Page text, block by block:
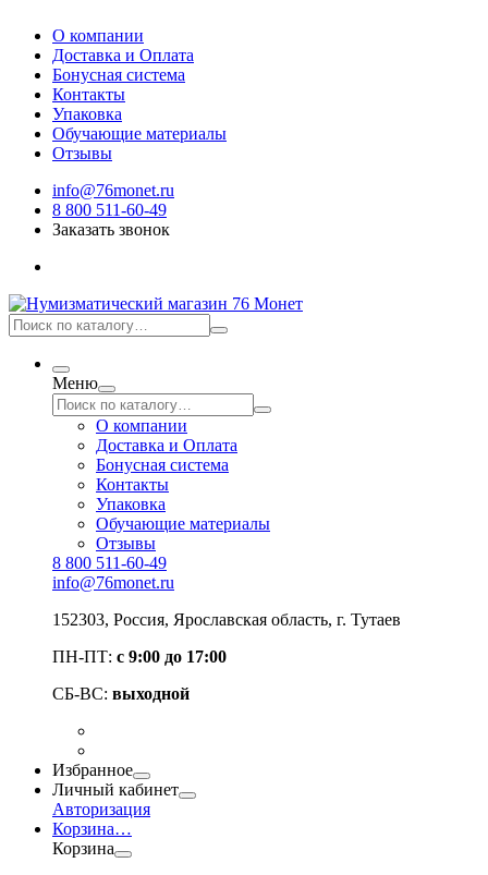
О компании
Доставка и Оплата
Бонусная система
Контакты
Упаковка
Обучающие материалы
Отзывы
info@76monet.ru
8 800 511-60-49
Заказать звонок
Меню
О компании
Доставка и Оплата
Бонусная система
Контакты
Упаковка
Обучающие материалы
Отзывы
8 800 511-60-49
info@76monet.ru
152303, Россия, Ярославская область, г. Тутаев
ПН-ПТ: с 9:00 до 17:00
СБ-ВС: выходной
Избранное
Личный кабинет
Авторизация
Корзина…
Корзина